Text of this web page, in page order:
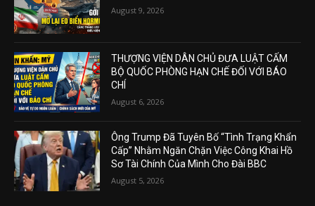
August 9, 2026
THƯỢNG VIỆN DÂN CHỦ ĐƯA LUẬT CẤM
BỘ QUỐC PHÒNG HẠN CHẾ ĐỐI VỚI BÁO
CHÍ
August 6, 2026
Ông Trump Đã Tuyên Bố “Tình Trạng Khẩn
Cấp” Nhằm Ngăn Chặn Việc Công Khai Hồ
Sơ Tài Chính Của Mình Cho Đài BBC
August 5, 2026